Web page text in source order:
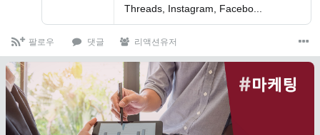
Threads, Instagram, Facebo...
팔로우 댓글 리액션유저